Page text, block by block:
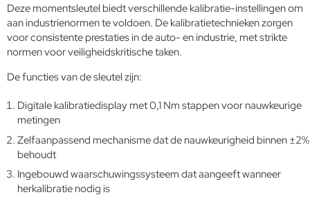
Deze momentsleutel biedt verschillende kalibratie-instellingen om
aan industrienormen te voldoen. De kalibratietechnieken zorgen
voor consistente prestaties in de auto- en industrie, met strikte
normen voor veiligheidskritische taken.
De functies van de sleutel zijn:
Digitale kalibratiedisplay met 0,1 Nm stappen voor nauwkeurige
metingen
Zelfaanpassend mechanisme dat de nauwkeurigheid binnen ±2%
behoudt
Ingebouwd waarschuwingssysteem dat aangeeft wanneer
herkalibratie nodig is